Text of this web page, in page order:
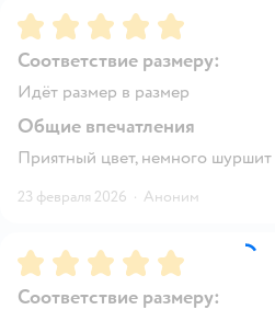
Рейтинг:5
Соответствие размеру:
Идёт размер в размер
Общие впечатления
Приятный цвет, немного шуршит
23 февраля 2026 · Аноним
Рейтинг:5
Соответствие размеру: